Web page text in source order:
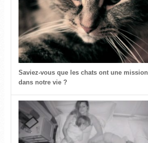
Saviez-vous que les chats ont une mission
dans notre vie ?